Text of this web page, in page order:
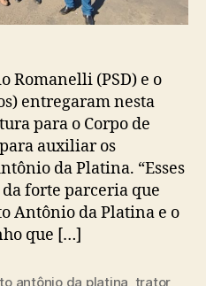
Romanelli (PSD) e o
entregaram nesta
para o Corpo de
auxiliar os
da Platina. “Esses
forte parceria que
Antônio da Platina e o
que […]
antônio da platina trator,